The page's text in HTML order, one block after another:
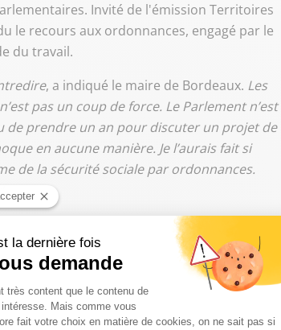
Invité de l'émission Territoires
le recours aux ordonnances, engagé par le
du travail.
, a indiqué le maire de Bordeaux. Les
pas un coup de force. Le Parlement n’est
de prendre un an pour discuter un projet de
en aucune manière. Je l’aurais fait si
de la sécurité sociale par ordonnances.
Macron, Alain Juppé a répété à plusieurs
joutes politiques"
, même s'il entend bien
sujets nationaux. Comme celui du
qui a fustigé des budgets
"insincères"